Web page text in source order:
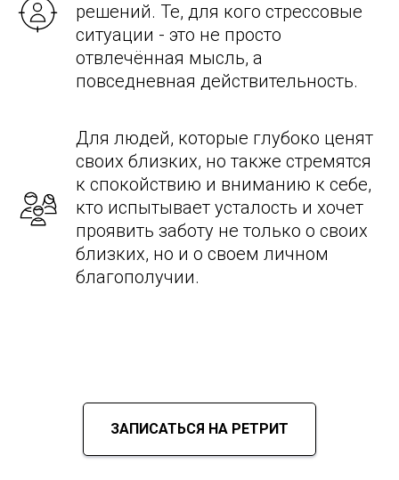
решений. Те, для кого стрессовые
ситуации - это не просто
отвлечённая мысль, а
повседневная действительность.
Для людей, которые глубоко ценят
своих близких, но также стремятся
к спокойствию и вниманию к себе,
кто испытывает усталость и хочет
проявить заботу не только о своих
близких, но и о своем личном
благополучии.
ЗАПИСАТЬСЯ НА РЕТРИТ